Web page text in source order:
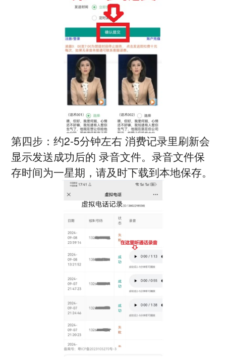
第四步：约2-5分钟左右 消费记录里刷新会
显示发送成功后的 录音文件。录音文件保
存时间为一星期，请及时下载到本地保存。